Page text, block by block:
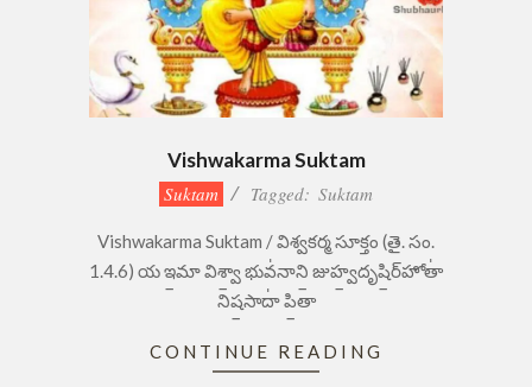
Vishwakarma Suktam
05
Suktam Tagged: Suktam
Vishwakarma Suktam / విశ్వకర్మ సూక్తం (తై. సం.
1.4.6) య ఇ॒మా విశ్వా॒ భువ॑నాని॒ జుహ్వ॒దృషి॒ర్​హోతా॑
నిష॒సాదా॑ పి॒తా
CONTINUE READING